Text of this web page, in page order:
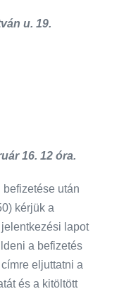
u. 19.
16. 12 óra.
befizetése után
kérjük a
lapot
a befizetés
eljuttatni a
és a kitöltött